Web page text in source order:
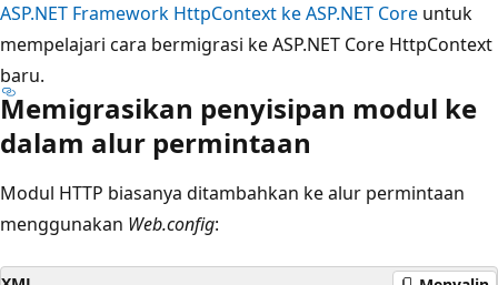
ASP.NET Framework HttpContext ke ASP.NET Core untuk
mempelajari cara bermigrasi ke ASP.NET Core HttpContext
baru.
Memigrasikan penyisipan modul ke
dalam alur permintaan
Modul HTTP biasanya ditambahkan ke alur permintaan
menggunakan Web.config: